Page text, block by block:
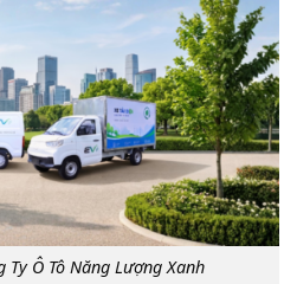
Ty Ô Tô Năng Lượng Xanh